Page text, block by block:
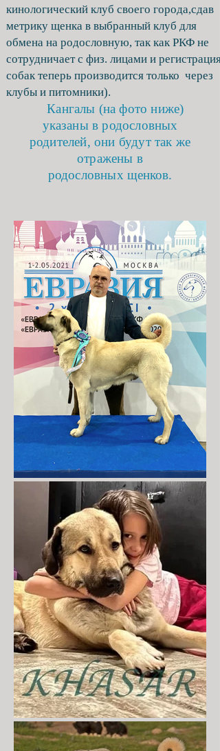
кинологический клуб своего города,сдав
метрику щенка в выбранный клуб для
обмена на родословную, так как РКФ не
сотрудничает с физ. лицами и регистрация
собак теперь производится только через
клубы и питомники).
Кангалы (на фото ниже)
указаны в родословных
родителей, они будут так же
отражены в
родословных щенков.